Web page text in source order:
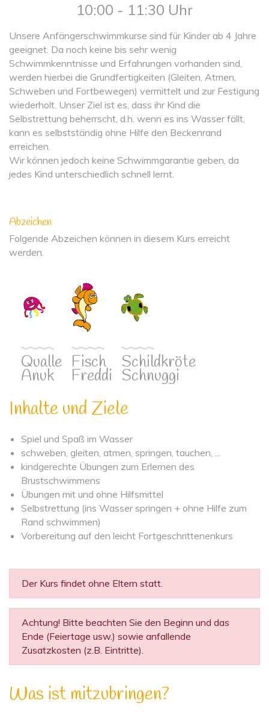
10:00 - 11:30 Uhr
Unsere Anfängerschwimmkurse sind für Kinder ab 4 Jahre
geeignet. Da noch keine bis sehr wenig
Schwimmkenntnisse und Erfahrungen vorhanden sind,
werden hierbei die Grundfertigkeiten (Gleiten, Atmen,
Schweben und Fortbewegen) vermittelt und zur Festigung
wiederholt. Unser Ziel ist es, dass ihr Kind die
Selbstrettung beherrscht, d.h. wenn es ins Wasser fällt,
kann es selbstständig ohne Hilfe den Beckenrand
erreichen.
Wir können jedoch keine Schwimmgarantie geben, da
jedes Kind unterschiedlich schnell lernt.
Abzeichen
Folgende Abzeichen können in diesem Kurs erreicht
werden.
Qualle
Anuk
Fisch
Freddi
Schildkröte
Schnuggi
Inhalte und Ziele
Spiel und Spaß im Wasser
schweben, gleiten, atmen, springen, tauchen, ...
kindgerechte Übungen zum Erlernen des
Brustschwimmens
Übungen mit und ohne Hilfsmittel
Selbstrettung (ins Wasser springen + ohne Hilfe zum
Rand schwimmen)
Vorbereitung auf den leicht Fortgeschrittenenkurs
Der Kurs findet ohne Eltern statt.
Achtung! Bitte beachten Sie den Beginn und das
Ende (Feiertage usw.) sowie anfallende
Zusatzkosten (z.B. Eintritte).
Was ist mitzubringen?